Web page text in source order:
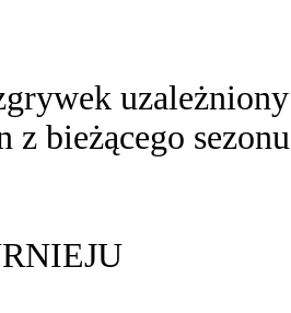
z bieżącego sezonu